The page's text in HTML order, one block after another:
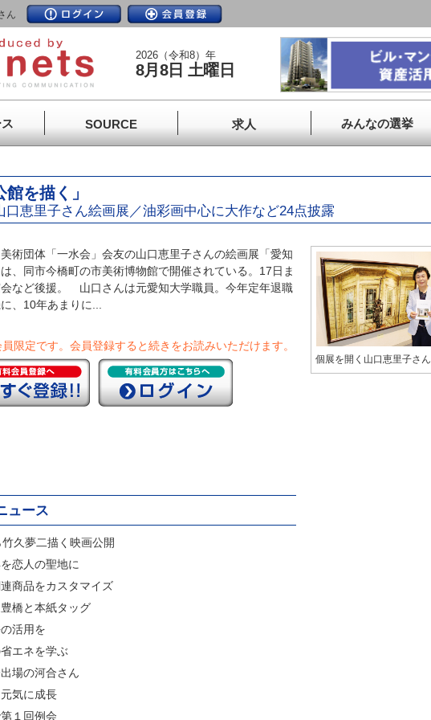
ん
2026（令和8）年
8月8日 土曜日
SOURCE 求人 みんなの選挙
館を描く」
口恵里子さん絵画展／油彩画中心に大作など24点披露
術団体「一水会」会友の山口恵里子さんの絵画展「愛知
、同市今橋町の市美術博物館で開催されている。17日ま
など後援。 山口さんは元愛知大学職員。今年定年退職
、10年あまりに...
限定です。 会員登録すると続きをお読みいただけます。
ュース
久夢二描く映画公開
恋人の聖地に
商品をカスタマイズ
橋と本紙タッグ
活用を
エネを学ぶ
場の河合さん
気に成長
１回例会
個展を開く山口恵里子さん